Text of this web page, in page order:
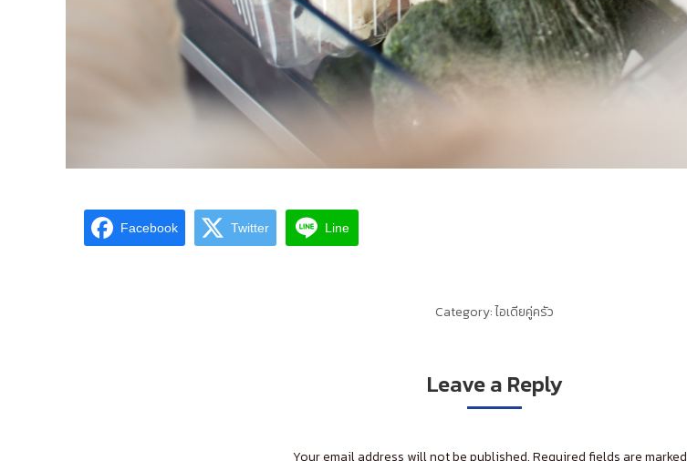
Facebook Twitter Line
Category:ไอเดียคู่ครัว
Leave a Reply
Your email address will not be published. Required fields are marked